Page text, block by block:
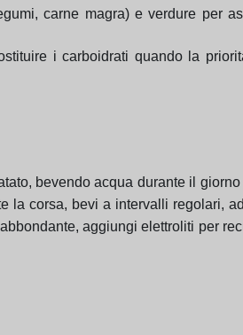
carne magra) e verdure per
i carboidrati quando la
bevendo acqua durante il
la corsa, bevi a intervalli regolari,
aggiungi elettroliti per